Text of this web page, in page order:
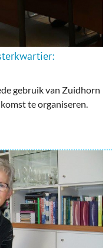
gebruik van Zuidhorn
te organiseren.